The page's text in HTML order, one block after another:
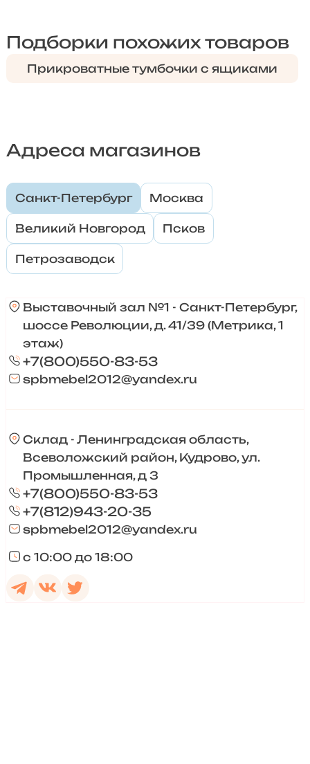
Подборки похожих товаров
Прикроватные тумбочки с ящиками
Адреса магазинов
Санкт-Петербург Москва
Великий Новгород Псков
Петрозаводск
Выставочный зал №1 - Санкт-Петербург,
шоссе Революции, д. 41/39 (Метрика, 1
этаж)
+7(800)550-83-53
spbmebel2012@yandex.ru
Склад - Ленинградская область,
Всеволожский район, Кудрово, ул.
Промышленная, д 3
+7(800)550-83-53
+7(812)943-20-35
spbmebel2012@yandex.ru
с 10:00 до 18:00